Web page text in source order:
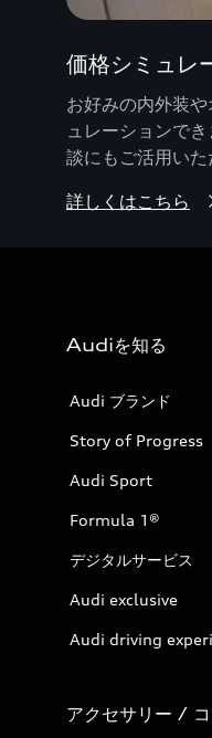
価格シミュレ
お好みの内外装
ュレーションで
談にもご活用いた
詳しくはこちら
Audiを知る
Audi ブランド
Story of Progress
Audi Sport
Formula 1®
デジタルサービス
Audi exclusive
Audi driving
アクセサリー /